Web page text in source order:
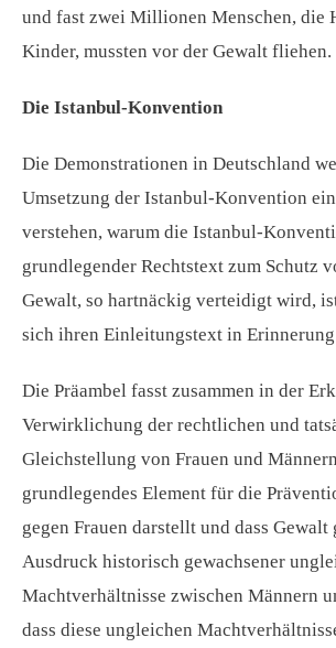
und fast zwei Millionen Menschen, die
Kinder, mussten vor der Gewalt fliehen.
Die Istanbul-Konvention
Die Demonstrationen in Deutschland
Umsetzung der Istanbul-Konvention
verstehen, warum die Istanbul-
grundlegender Rechtstext zum Schutz
Gewalt, so hartnäckig verteidigt wird,
sich ihren Einleitungstext in
Die Präambel fasst zusammen in der
Verwirklichung der rechtlichen und
Gleichstellung von Frauen und
grundlegendes Element für die
gegen Frauen darstellt und dass Gewalt
Ausdruck historisch gewachsener
Machtverhältnisse zwischen Männern
dass diese ungleichen